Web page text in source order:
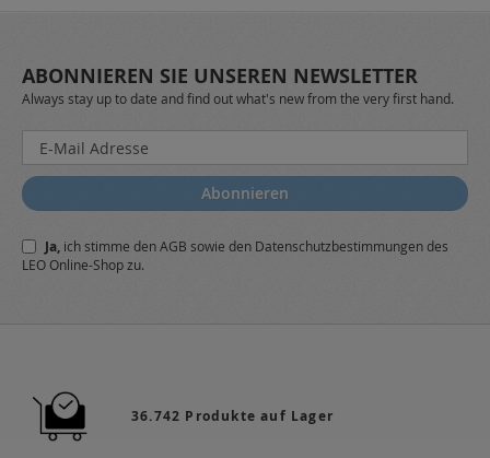
ABONNIEREN SIE UNSEREN NEWSLETTER
Always stay up to date and find out what's new from the very first hand.
Melden
Sie
sich
für
Newsletter
a:
Abonnieren
Ja, ich stimme denAGB sowie den Datenschutzbestimmungendes
LEO Online-Shop zu.
36.742 Produkte auf Lager